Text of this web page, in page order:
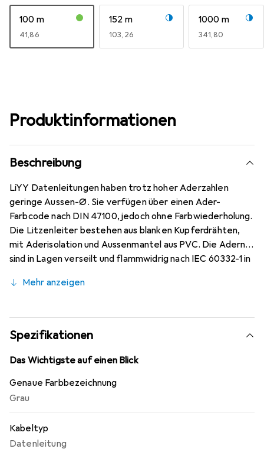
100 m
EUR
41,86
152 m
EUR
103,26
1000 m
EUR
341,80
Produktinformationen
Beschreibung
LiYY Datenleitungen haben trotz hoher Aderzahlen
geringe Aussen-Ø. Sie verfügen über einen Ader-
Farbcode nach DIN 47100, jedoch ohne Farbwiederholung.
Die Litzenleiter bestehen aus blanken Kupferdrähten,
mit Aderisolation und Aussenmantel aus PVC. Die Adern
sind in Lagen verseilt und flammwidrig nach IEC 60332-1 in
Steuer- und Signalanwendungen in der Elektronik, wie in
Regelgeräten, Büromaschinen, Waagen usw.
Mehr anzeigen
Spezifikationen
Das Wichtigste auf einen Blick
Genaue Farbbezeichnung
Grau
Kabeltyp
Datenleitung